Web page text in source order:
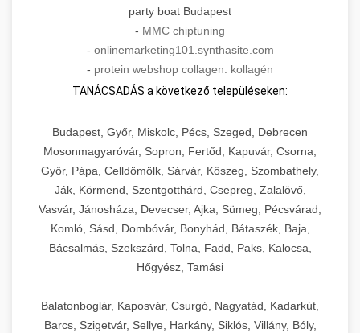
party boat Budapest
- MMC chiptuning
- onlinemarketing101.synthasite.com
- protein webshop collagen: kollagén
TANÁCSADÁS a következő településeken:
Budapest, Győr, Miskolc, Pécs, Szeged, Debrecen
Mosonmagyaróvár, Sopron, Fertőd, Kapuvár, Csorna,
Győr, Pápa, Celldömölk, Sárvár, Kőszeg, Szombathely,
Ják, Körmend, Szentgotthárd, Csepreg, Zalalövő,
Vasvár, Jánosháza, Devecser, Ajka, Sümeg, Pécsvárad,
Komló, Sásd, Dombóvár, Bonyhád, Bátaszék, Baja,
Bácsalmás, Szekszárd, Tolna, Fadd, Paks, Kalocsa,
Hőgyész, Tamási
Balatonboglár, Kaposvár, Csurgó, Nagyatád, Kadarkút,
Barcs, Szigetvár, Sellye, Harkány, Siklós, Villány, Bóly,